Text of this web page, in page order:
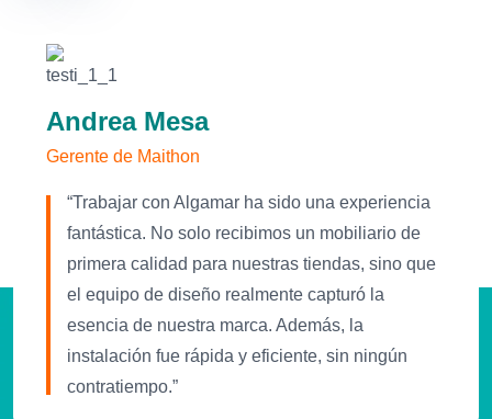
Andrea Mesa
Gerente de Maithon
“Trabajar con Algamar ha sido una experiencia
fantástica. No solo recibimos un mobiliario de
primera calidad para nuestras tiendas, sino que
el equipo de diseño realmente capturó la
esencia de nuestra marca. Además, la
instalación fue rápida y eficiente, sin ningún
contratiempo.”